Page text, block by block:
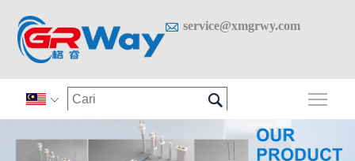
 service@xmgrwy.com
 